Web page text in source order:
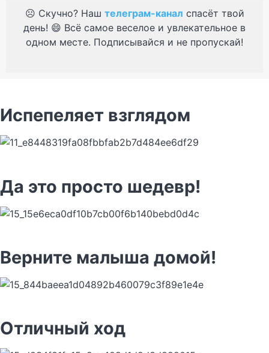
☹️ Скучно? Наш телеграм-канал спасёт твой
день! 😄 Всё самое веселое и увлекательное в
одном месте. Подписывайся и не пропускай!
Испепеляет взглядом
Да это просто шедевр!
Верните малыша домой!
Отличный ход